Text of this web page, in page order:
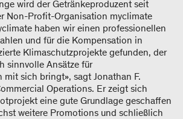
wird der Getränkeproduzent seit
Non-Profit-Organisation myclimate
haben wir einen professionellen
und für die Kompensation in
Klimaschutzprojekte gefunden, der
sinnvolle Ansätze für
mit sich bringt», sagt Jonathan F.
Operations. Er zeigt sich
eine gute Grundlage geschaffen
weitere Promotions und schließlich